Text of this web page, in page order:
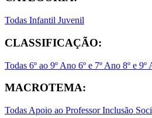
Todas Infantil Juvenil
CLASSIFICAÇÃO:
Todas 6º ao 9º Ano 6º e 7º Ano 8º e 9º
MACROTEMA:
Todas Apoio ao ProfessorInclusão